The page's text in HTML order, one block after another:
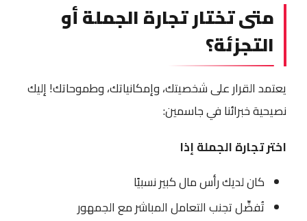
متى تختار تجارة الجملة أو
التجزئة؟
يعتمد القرار على شخصيتك، وإمكانياتك، وطموحاتك! إليك
نصيحية خبرائنا في جاسمين:
اختر تجارة الجملة إذا
كان لديك رأس مال كبير نسبيًا
تُفضِّل تجنب التعامل المباشر مع الجمهور